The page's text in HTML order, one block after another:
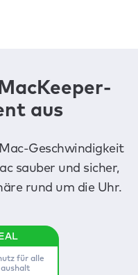
aus
Geschwindigkeit
sauber und sicher,
rund um die Uhr.
für alle